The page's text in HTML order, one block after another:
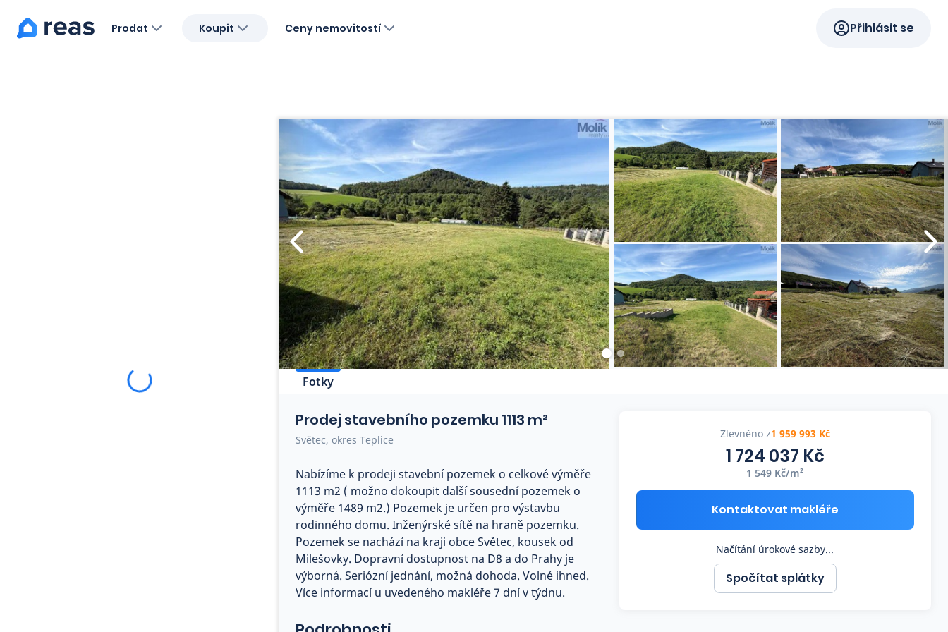
Prodat Koupit Ceny nemovitostí Přihlásit se
Fotky
Prodej stavebního pozemku 1113 m²
Světec, okres Teplice
Nabízíme k prodeji stavební pozemek o celkové výměře
1113 m2 ( možno dokoupit další sousední pozemek o
výměře 1489 m2.) Pozemek je určen pro výstavbu
rodinného domu. Inženýrské sítě na hraně pozemku.
Pozemek se nachází na kraji obce Světec, kousek od
Milešovky. Dopravní dostupnost na D8 a do Prahy je
výborná. Seriózní jednání, možná dohoda. Volné ihned.
Více informací u uvedeného makléře 7 dní v týdnu.
Zlevněno z1 959 993 Kč
1 724 037 Kč
1 549 Kč/m²
Kontaktovat makléře
Načítání úrokové sazby...
Spočítat splátky